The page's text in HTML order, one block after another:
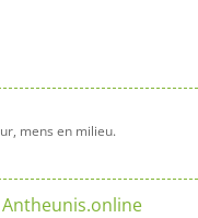
mens en milieu.
Antheunis.online